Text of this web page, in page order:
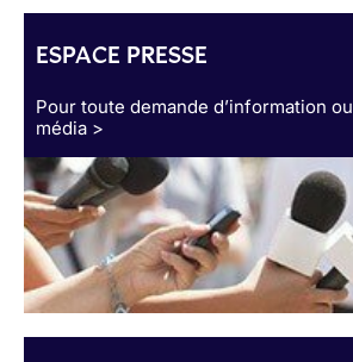
ESPACE PRESSE
Pour toute demande d’information
média >